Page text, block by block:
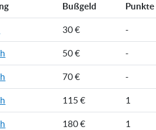
Bußgeld Punkte
30 € -
50 € -
70 € -
115 € 1
180 € 1